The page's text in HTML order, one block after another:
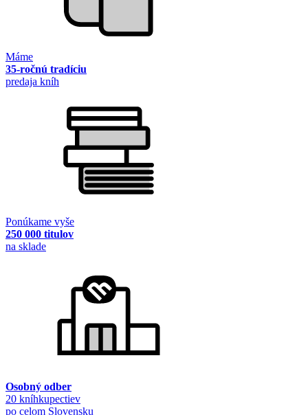
Máme
35-ročnú tradíciu
predaja kníh
Ponúkame vyše
250 000 titulov
na sklade
Osobný odber
20 kníhkupectiev
po celom Slovensku